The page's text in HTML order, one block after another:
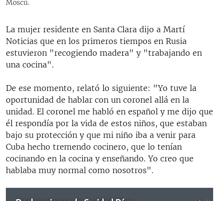
Moscú.
La mujer residente en Santa Clara dijo a Martí
Noticias que en los primeros tiempos en Rusia
estuvieron "recogiendo madera" y "trabajando en
una cocina".
De ese momento, relató lo siguiente: "Yo tuve la
oportunidad de hablar con un coronel allá en la
unidad. El coronel me habló en español y me dijo que
él respondía por la vida de estos niños, que estaban
bajo su protección y que mi niño iba a venir para
Cuba hecho tremendo cocinero, que lo tenían
cocinando en la cocina y enseñando. Yo creo que
hablaba muy normal como nosotros".